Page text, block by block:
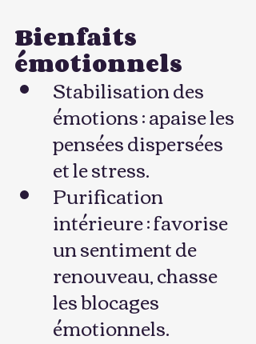
Bienfaits
émotionnels
Stabilisation des
émotions : apaise les
pensées dispersées
et le stress.
Purification
intérieure : favorise
un sentiment de
renouveau, chasse
les blocages
émotionnels.